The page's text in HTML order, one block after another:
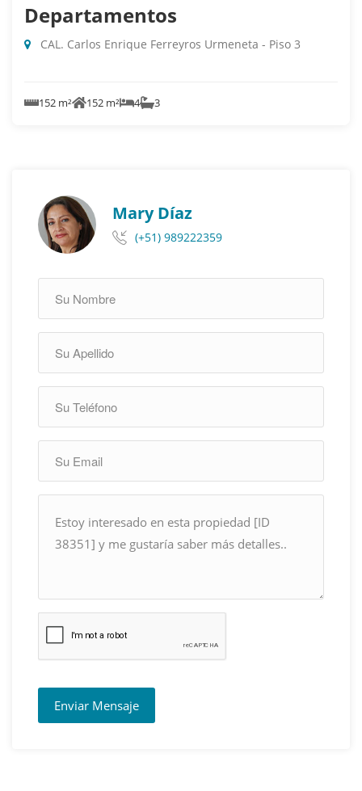
Departamentos
CAL. Carlos Enrique Ferreyros Urmeneta - Piso 3
152 m² 152 m² 4 3
Mary Díaz
(+51) 989222359
Enviar Mensaje